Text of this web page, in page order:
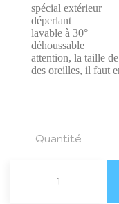
spécial extérieur
déperlant
lavable à 30°
déhoussable
attention, la taille
des oreilles, il faut
Quantité
1